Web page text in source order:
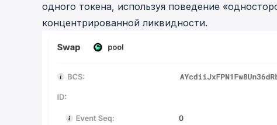
одного токена, используя поведение
концентрированной ликвидности.